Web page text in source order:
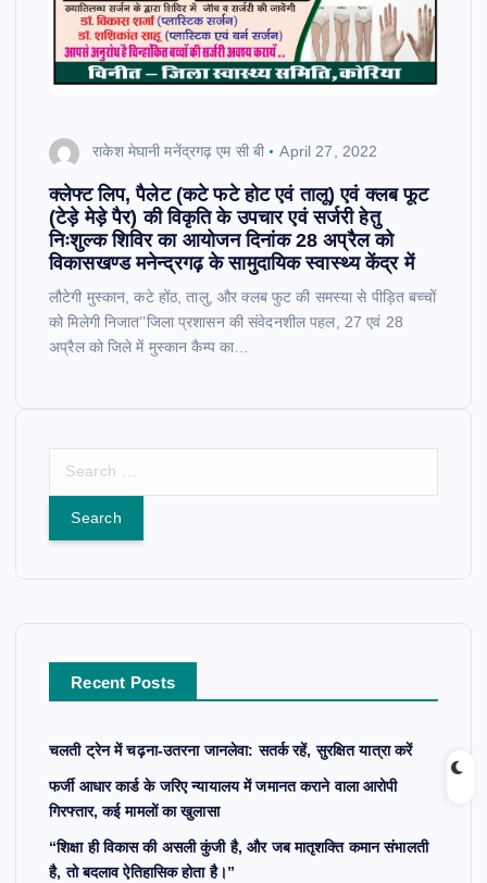
राकेश मेघानी मनेंद्रगढ़ एम सी बी April 27, 2022
क्लेफ्ट लिप, पैलेट (कटे फटे होट एवं तालू) एवं क्लब फूट
(टेड़े मेड़े पैर) की विकृति के उपचार एवं सर्जरी हेतु
निःशुल्क शिविर का आयोजन दिनांक 28 अप्रैल को
विकासखण्ड मनेन्द्रगढ़ के सामुदायिक स्वास्थ्य केंद्र में
लौटेगी मुस्कान, कटे होंठ, तालु, और क्लब फुट की समस्या से पीड़ित बच्चों
को मिलेगी निजात’’जिला प्रशासन की संवेदनशील पहल, 27 एवं 28
अप्रैल को जिले में मुस्कान कैम्प का…
r
Recent Posts
चलती ट्रेन में चढ़ना-उतरना जानलेवा: सतर्क रहें, सुरक्षित यात्रा करें
फर्जी आधार कार्ड के जरिए न्यायालय में जमानत कराने वाला आरोपी
गिरफ्तार, कई मामलों का खुलासा
“शिक्षा ही विकास की असली कुंजी है, और जब मातृशक्ति कमान संभालती
है, तो बदलाव ऐतिहासिक होता है।”